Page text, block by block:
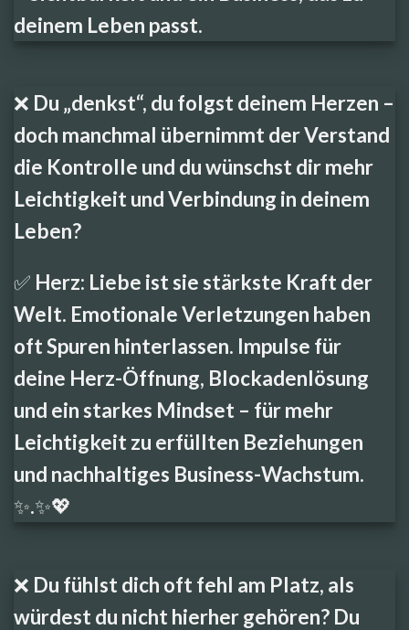
deinem Leben passt.
❌ Du „denkst“, du folgst deinem Herzen –
doch manchmal übernimmt der Verstand
die Kontrolle und du wünschst dir mehr
Leichtigkeit und Verbindung in deinem
Leben?
✅ Herz: Liebe ist sie stärkste Kraft der
Welt. Emotionale Verletzungen haben
oft Spuren hinterlassen. Impulse für
deine Herz-Öffnung, Blockadenlösung
und ein starkes Mindset – für mehr
Leichtigkeit zu erfüllten Beziehungen
und nachhaltiges Business-Wachstum.
✨.✨💖
❌ Du fühlst dich oft fehl am Platz, als
würdest du nicht hierher gehören? Du